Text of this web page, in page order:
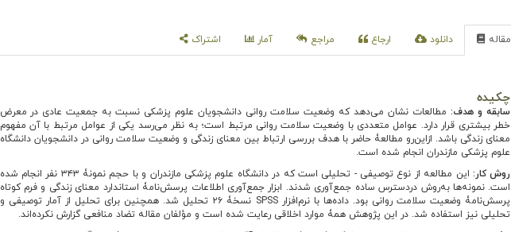
مقاله دانلود ارجاع مراجع آمار اشتراک
چکیده
سابقه و هدف: مطالعات نشان می‌دهد که وضعیت سلامت روانی دانشجویان علوم پزشکی نسبت به جمعیت عادی در معرض
خطر بیشتری‌ قرار دارد. عوامل متعددی با وضعیت سلامت روانی مرتبط است؛ به نظر می‌رسد یکی از عوامل مرتبط با آن مفهوم
معنای زندگی باشد. ازاین‌رو مطالعۀ حاضر با هدف بررسی ارتباط بین معنای زندگی و وضعیت سلامت روانی در دانشجویان دانشگاه
علوم پزشکی مازندران انجام شده است.
روش کار:
این مطالعه از نوع توصیفی - تحلیلی است که در دانشگاه علوم پزشکی مازندران و با حجم نمونۀ ۳۴۳ نفر انجام شده
است. نمونه‌ها به‌روش دردسترس ساده جمع‌آوری شدند. ابزار جمع‌آوری اطلاعات پرسش‌نامۀ استاندارد معنای زندگی و فرم کوتاه
پرسش‌نامۀ وضعیت سلامت روانی بود. داده‌ها با نرم‌افزار SPSS نسخۀ ۲۶ تحلیل شد. همچنین برای تحلیل از آمار توصیفی و
تحلیلی نیز استفاده شد. در این پژوهش همۀ موارد اخلاقی رعایت شده است و مؤلفان مقاله تضاد منافعی گزارش نکرده‌اند.